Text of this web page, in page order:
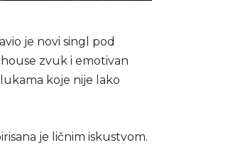
je novi singl pod
house zvuk i emotivan
koje nije lako
je ličnim iskustvom.